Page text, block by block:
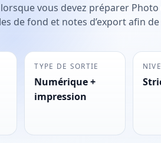
vous devez préparer
de fond et notes d’export afin
TYPE DE SORTIE
Numérique +
impression